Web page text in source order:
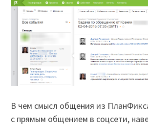
В чем смысл общения из
с прямым общением в соцсети,